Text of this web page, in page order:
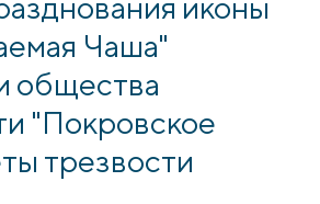
Чаша"
общества
"Покровское
трезвости